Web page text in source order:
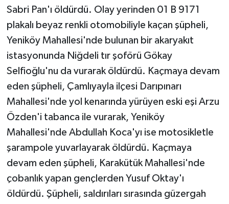
Sabri Pan'ı öldürdü. Olay yerinden 01 B 9171
plakalı beyaz renkli otomobiliyle kaçan şüpheli,
Yeniköy Mahallesi'nde bulunan bir akaryakıt
istasyonunda Niğdeli tır şoförü Gökay
Selfioğlu'nu da vurarak öldürdü. Kaçmaya devam
eden şüpheli, Çamlıyayla ilçesi Darıpınarı
Mahallesi'nde yol kenarında yürüyen eski eşi Arzu
Özden'i tabanca ile vurarak, Yeniköy
Mahallesi'nde Abdullah Koca'yı ise motosikletle
şarampole yuvarlayarak öldürdü. Kaçmaya
devam eden şüpheli, Karakütük Mahallesi'nde
çobanlık yapan gençlerden Yusuf Oktay'ı
öldürdü. Şüpheli, saldırıları sırasında güzergah